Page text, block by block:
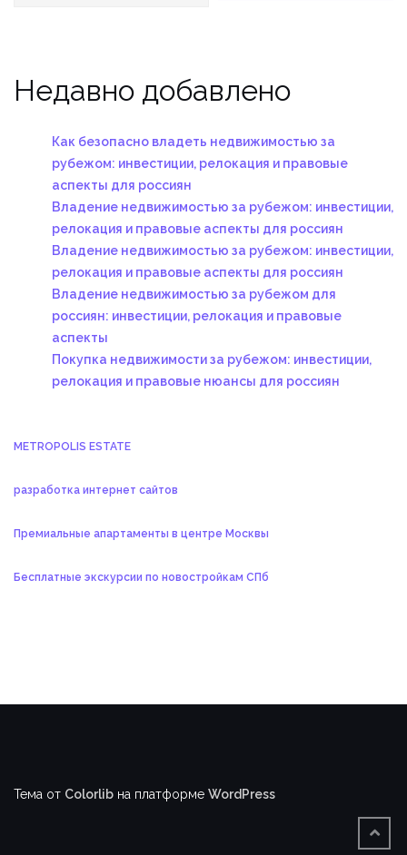
Недавно добавлено
Как безопасно владеть недвижимостью за
рубежом: инвестиции, релокация и правовые
аспекты для россиян
Владение недвижимостью за рубежом: инвестиции,
релокация и правовые аспекты для россиян
Владение недвижимостью за рубежом: инвестиции,
релокация и правовые аспекты для россиян
Владение недвижимостью за рубежом для
россиян: инвестиции, релокация и правовые
аспекты
Покупка недвижимости за рубежом: инвестиции,
релокация и правовые нюансы для россиян
METROPOLIS ESTATE
разработка интернет сайтов
Премиальные апартаменты в центре Москвы
Бесплатные экскурсии по новостройкам СПб
Тема от Colorlib на платформе WordPress